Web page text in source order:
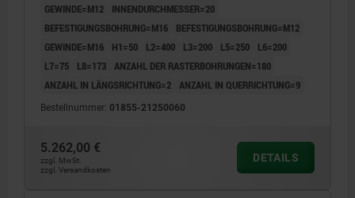
GEWINDE=M12
INNENDURCHMESSER=20
BEFESTIGUNGSBOHRUNG=M16
BEFESTIGUNGSBOHRUNG=M12
GEWINDE=M16
H1=50 L2=400 L3=200 L5=250
L6=200
L7=75
L8=173 ANZAHL DER RASTERBOHRUNGEN=180
ANZAHL IN LÄNGSRICHTUNG=2 ANZAHL IN QUERRICHTUNG=9
Bestellnummer: 01855-21250060
5.262,00 €
zzgl. MwSt.
zzgl. Versandkosten
DETAILS